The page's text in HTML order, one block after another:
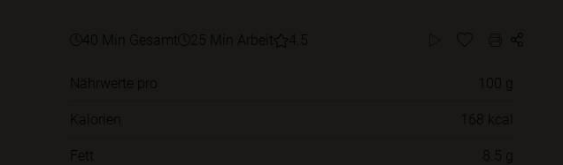
40 Min Gesamt 25 Min Arbeit 4.5
Nährwerte pro
100 g
Kalorien
168 kcal
Fett
8.5 g